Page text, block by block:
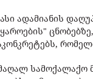
ადამიანის
სამოქალაქო